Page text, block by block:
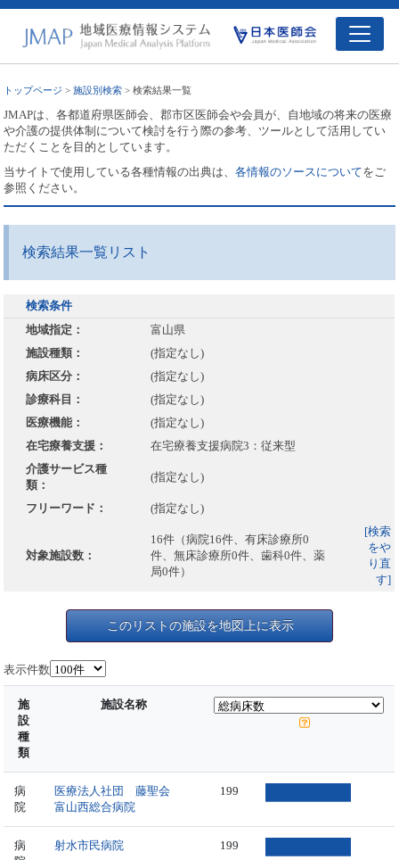
トップページ >施設別検索 > 検索結果一覧
JMAPは、各都道府県医師会、郡市区医師会や会員が、自地域の将来の医療
や介護の提供体制について検討を行う際の参考、ツールとして活用してい
ただくことを目的としています。
当サイトで使用している各種情報の出典は、各情報のソースについてをご
参照ください。
検索結果一覧リスト
検索条件
地域指定：
富山県
施設種類：
(指定なし)
病床区分：
(指定なし)
診療科目：
(指定なし)
医療機能：
(指定なし)
在宅療養支援：
在宅療養支援病院3：従来型
介護サービス種
類：
(指定なし)
フリーワード： (指定なし)
対象施設数：
16件（病院16件、有床診療所0
件、無床診療所0件、歯科0件、薬
局0件）
[検索
をや
り直
す]
このリストの施設を地図上に表示
表示件数
施
設
種
類
施設名称
病
院
医療法人社団 藤聖会
富山西総合病院
199
病
射水市民病院 199